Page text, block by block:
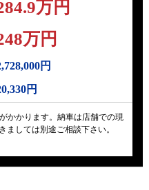
万円
万円
円
円
がかかります。納車は店舗での現
ましては別途ご相談下さい。